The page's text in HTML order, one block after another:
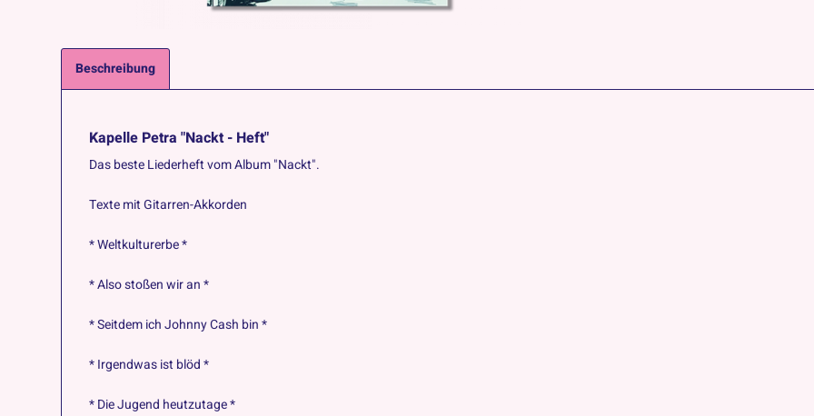
Beschreibung
Kapelle Petra "Nackt - Heft"
Das beste Liederheft vom Album "Nackt".
Texte mit Gitarren-Akkorden
* Weltkulturerbe *
* Also stoßen wir an *
* Seitdem ich Johnny Cash bin *
* Irgendwas ist blöd *
* Die Jugend heutzutage *